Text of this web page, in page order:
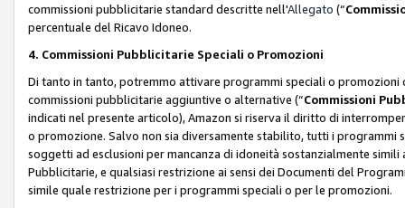
commissioni pubblicitarie standard descritte nell'Allegato (“
percentuale del Ricavo Idoneo.
4. Commissioni Pubblicitarie Speciali o Promozioni
Di tanto in tanto, potremmo attivare programmi speciali o
commissioni pubblicitarie aggiuntive o alternative (“Commissioni
indicati nel presente articolo), Amazon si riserva il diritto di
o promozione. Salvo non sia diversamente stabilito, tutti i
soggetti ad esclusioni per mancanza di idoneità sostanzialmente
Pubblicitarie, e qualsiasi restrizione ai sensi dei Documenti del
simile quale restrizione per i programmi speciali o per le promozioni.